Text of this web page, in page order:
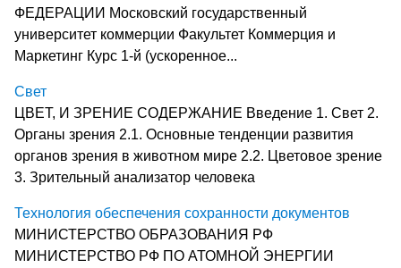
ФЕДЕРАЦИИ Московский государственный
университет коммерции Факультет Коммерция и
Маркетинг Курс 1-й (ускоренное...
Свет
ЦВЕТ, И ЗРЕНИЕ СОДЕРЖАНИЕ Введение 1. Свет 2.
Органы зрения 2.1. Основные тенденции развития
органов зрения в животном мире 2.2. Цветовое зрение
3. Зрительный анализатор человека
Технология обеспечения сохранности документов
МИНИСТЕРСТВО ОБРАЗОВАНИЯ РФ
МИНИСТЕРСТВО РФ ПО АТОМНОЙ ЭНЕРГИИ